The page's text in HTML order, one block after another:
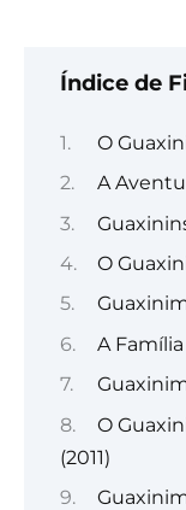
Índice de
O
A
O
A
O
(2011)